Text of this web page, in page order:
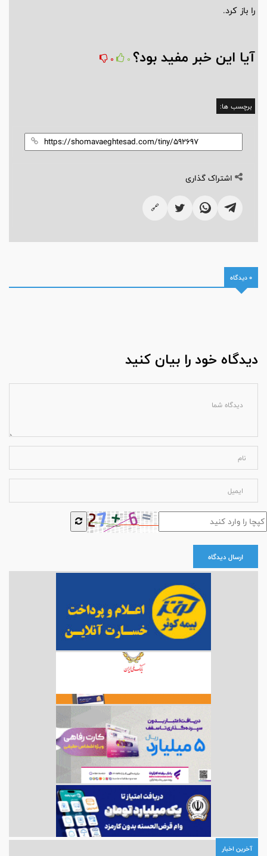
را باز کرد.
آیا این خبر مفید بود؟ 0
0
برچسب ها:
اشتراک گذاری
🔗
0 دیدگاه
دیدگاه خود را بیان کنید
ارسال دیدگاه
آخرین اخبار